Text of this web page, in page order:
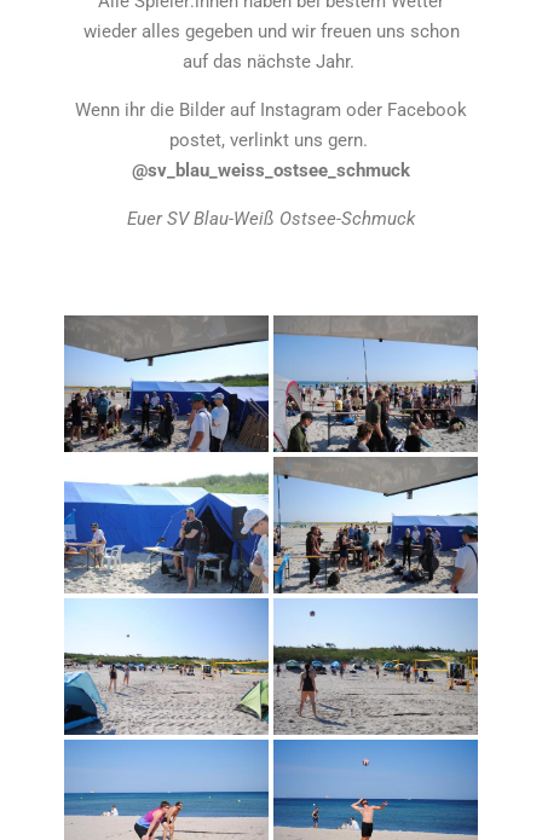
wieder alles gegeben und wir freuen uns schon
auf das nächste Jahr.
Wenn ihr die Bilder auf Instagram oder Facebook
postet, verlinkt uns gern.
@sv_blau_weiss_ostsee_schmuck
Euer SV Blau-Weiß Ostsee-Schmuck